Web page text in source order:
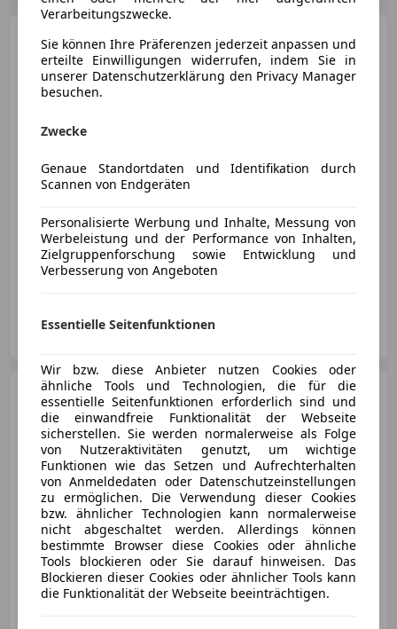
Porsche 718
Approved
03/2020 49 990 km Benzin
220 kW (299 PS)
RT-Automobile GmbH
Porsche Macan Turbo
''ACC-Sport Chrono-Panorama''
€ 42 990
Verarbeitungszwecke.
Sie können Ihre Präferenzen jederzeit anpassen und
erteilte Einwilligungen widerrufen, indem Sie in
unserer Datenschutzerklärung den Privacy Manager
besuchen.
Zwecke
Genaue Standortdaten und Identifikation durch
Scannen von Endgeräten
Personalisierte Werbung und Inhalte, Messung von
Werbeleistung und der Performance von Inhalten,
Zielgruppenforschung sowie Entwicklung und
Verbesserung von Angeboten
Essentielle Seitenfunktionen
Wir bzw. diese Anbieter nutzen Cookies oder
ähnliche Tools und Technologien, die für die
essentielle Seitenfunktionen erforderlich sind und
die einwandfreie Funktionalität der Webseite
sicherstellen. Sie werden normalerweise als Folge
von Nutzeraktivitäten genutzt, um wichtige
Funktionen wie das Setzen und Aufrechterhalten
von Anmeldedaten oder Datenschutzeinstellungen
zu ermöglichen. Die Verwendung dieser Cookies
bzw. ähnlicher Technologien kann normalerweise
nicht abgeschaltet werden. Allerdings können
bestimmte Browser diese Cookies oder ähnliche
Tools blockieren oder Sie darauf hinweisen. Das
Blockieren dieser Cookies oder ähnlicher Tools kann
die Funktionalität der Webseite beeinträchtigen.